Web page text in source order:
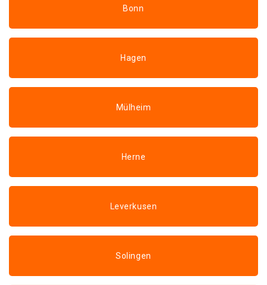
Bonn
Hagen
Mülheim
Herne
Leverkusen
Solingen